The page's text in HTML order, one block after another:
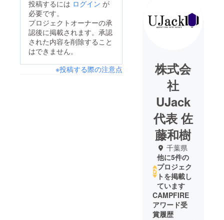
投稿するには ログイン が
必要です。
プロジェクトオーナーの承
認後に掲載されます。承認
された内容を削除すること
はできません。
※投稿する際の注意点
株式会
社
UJack
代表 佐
藤和樹
千葉県
他に5件の
プロジェク
トを掲載し
ています
CAMPFIRE
アワード受
賞履歴